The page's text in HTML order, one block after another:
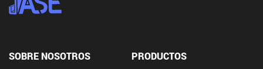
SOBRE NOSOTROS PRODUCTOS